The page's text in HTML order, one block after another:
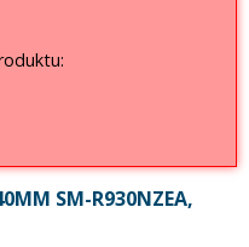
SM-R930NZEA,